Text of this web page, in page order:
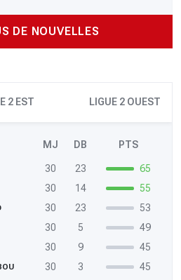
DE NOUVELLES
2 EST LIGUE 2 OUEST
MJ DB PTS
30 23
65
30 14
55
30 23
53
30 5
49
30 9
45
30 3
45